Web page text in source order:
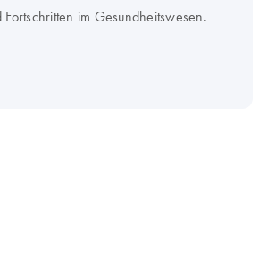
im Gesundheitswesen.